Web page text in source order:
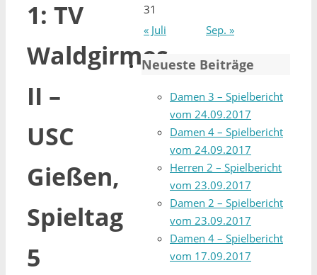
1: TV
Waldgirmes
II –
USC
Gießen,
Spieltag
5
31
« Juli
Sep. »
Neueste Beiträge
Damen 3 – Spielbericht
vom 24.09.2017
Damen 4 – Spielbericht
vom 24.09.2017
Herren 2 – Spielbericht
vom 23.09.2017
Damen 2 – Spielbericht
vom 23.09.2017
Damen 4 – Spielbericht
vom 17.09.2017